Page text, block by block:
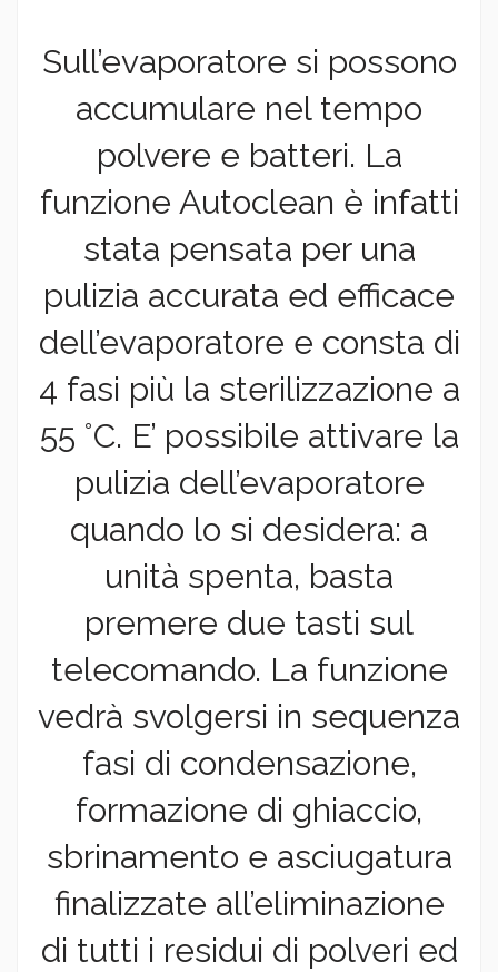
Sull’evaporatore si possono
accumulare nel tempo
polvere e batteri. La
funzione Autoclean è infatti
stata pensata per una
pulizia accurata ed efficace
dell’evaporatore e consta di
4 fasi più la sterilizzazione a
55 °C. E’ possibile attivare la
pulizia dell’evaporatore
quando lo si desidera: a
unità spenta, basta
premere due tasti sul
telecomando. La funzione
vedrà svolgersi in sequenza
fasi di condensazione,
formazione di ghiaccio,
sbrinamento e asciugatura
finalizzate all’eliminazione
di tutti i residui di polveri ed